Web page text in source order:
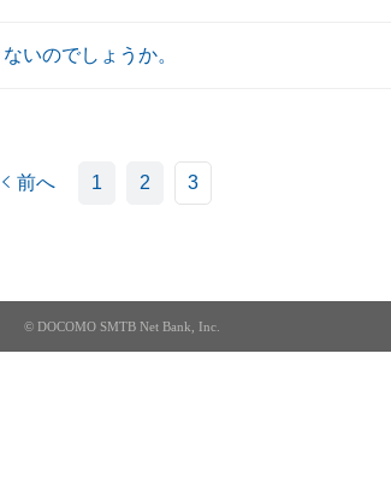
いのでしょうか。
前へ 1 2 3
© DOCOMO SMTB Net Bank, Inc.